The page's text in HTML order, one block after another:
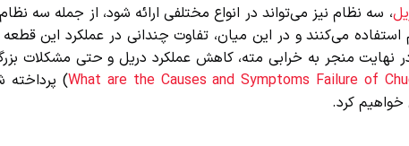
، سه نظام نیز می‌تواند در انواع مختلفی ارائه شود، از جمله سه
می‌کنند و در این میان، تفاوت چندانی در عملکرد این قطعه
منجر به خرابی مته، کاهش عملکرد دریل و حتی مشکلات
What are the Causes and Symptoms Failure of) پرداخته
کرد.